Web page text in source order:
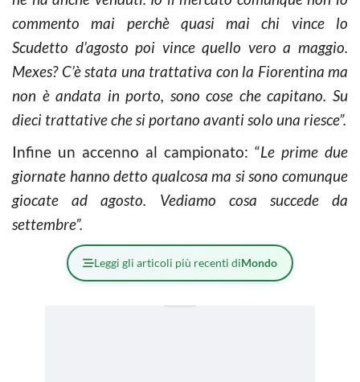
commento mai perchè quasi mai chi vince lo
Scudetto d’agosto poi vince quello vero a maggio.
Mexes? C’è stata una trattativa con la Fiorentina ma
non è andata in porto, sono cose che capitano. Su
dieci trattative che si portano avanti solo una riesce”.
Infine un accenno al campionato: “Le prime due
giornate hanno detto qualcosa ma si sono comunque
giocate ad agosto. Vediamo cosa succede da
settembre”.
Leggi gli articoli più recenti diMondo